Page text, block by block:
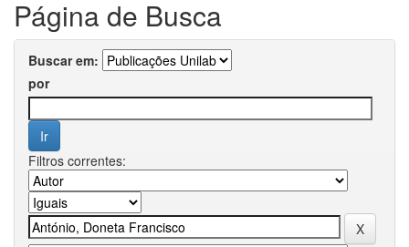
Página de Busca
Buscar em:
por
Filtros correntes: